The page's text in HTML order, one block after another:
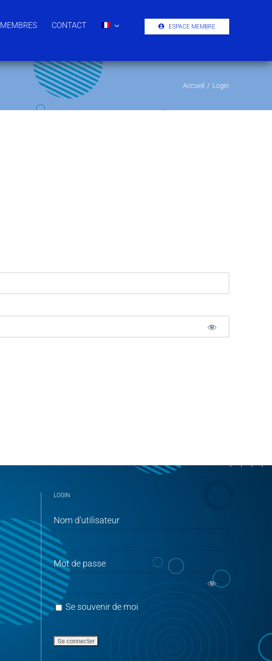
MEMBRES CONTACT ESPACE MEMBRE
Accueil / Login
LOGIN
Nom d'utilisateur
Mot de passe
Se souvenir de moi